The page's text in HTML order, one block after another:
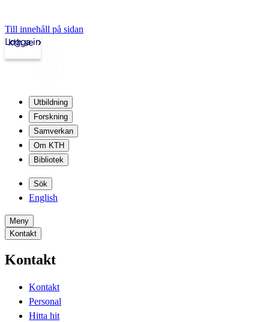
Till innehåll på sidan
kth.se
Logga in
Utbildning
Forskning
Samverkan
Om KTH
Bibliotek
Sök
English
Meny
Kontakt
Kontakt
Kontakt
Personal
Hitta hit